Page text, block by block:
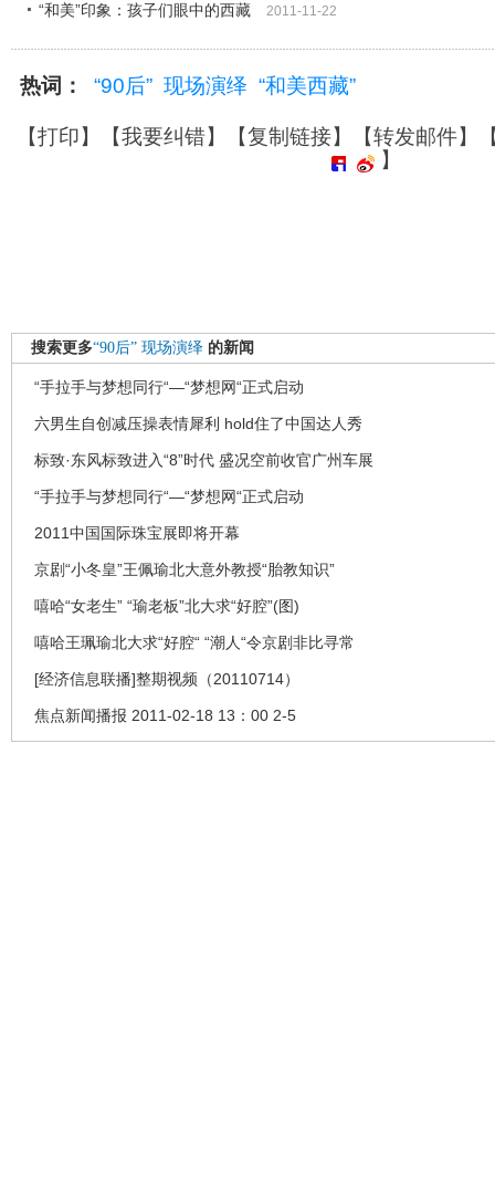
“和美”印象：孩子们眼中的西藏 2011-11-22
热词： “90后” 现场演绎 “和美西藏”
【打印】【我要纠错】【复制链接】【转发邮件】
】
搜索更多“90后” 现场演绎 的新闻
“手拉手与梦想同行“—“梦想网“正式启动
六男生自创减压操表情犀利 hold住了中国达人秀
标致·东风标致进入“8”时代 盛况空前收官广州车展
“手拉手与梦想同行“—“梦想网“正式启动
2011中国国际珠宝展即将开幕
京剧“小冬皇”王佩瑜北大意外教授“胎教知识”
嘻哈“女老生” “瑜老板”北大求“好腔”(图)
嘻哈王珮瑜北大求“好腔“ “潮人“令京剧非比寻常
[经济信息联播]整期视频（20110714）
焦点新闻播报 2011-02-18 13：00 2-5